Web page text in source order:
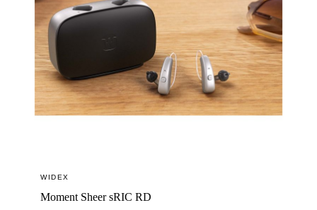
WIDEX
Moment Sheer sRIC RD